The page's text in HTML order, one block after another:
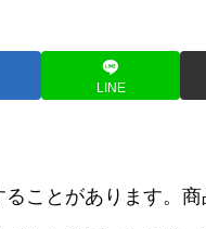
LINE
ことがあります。